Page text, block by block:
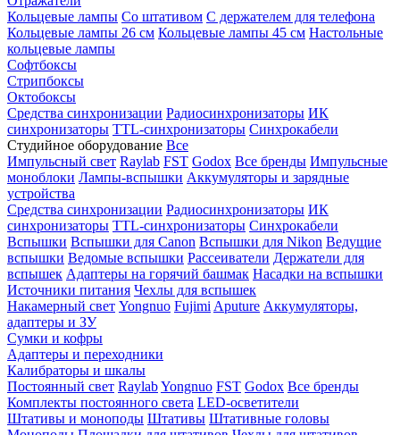
Кольцевые лампы Со штативом С держателем для телефона
Кольцевые лампы 26 см Кольцевые лампы 45 см Настольные
кольцевые лампы
Софтбоксы
Стрипбоксы
Октобоксы
Средства синхронизации Радиосинхронизаторы ИК
синхронизаторы TTL-синхронизаторы Синхрокабели
Студийное оборудование Все
Импульсный свет Raylab FST Godox Все бренды Импульсные
моноблоки Лампы-вспышки Аккумуляторы и зарядные
устройства
Средства синхронизации Радиосинхронизаторы ИК
синхронизаторы TTL-синхронизаторы Синхрокабели
Вспышки Вспышки для Canon Вспышки для Nikon Ведущие
вспышки Ведомые вспышки Рассеиватели Держатели для
вспышек Адаптеры на горячий башмак Насадки на вспышки
Источники питания Чехлы для вспышек
Накамерный свет Yongnuo Fujimi Aputure Аккумуляторы,
адаптеры и ЗУ
Сумки и кофры
Адаптеры и переходники
Калибраторы и шкалы
Постоянный свет RaylabYongnuo FST Godox Все бренды
Комплекты постоянного света LED-осветители
Штативы и моноподы Штативы Штативные головы